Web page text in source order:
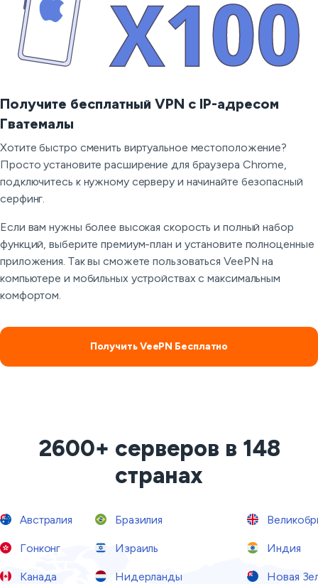
Получите бесплатный VPN с IP-адресом
Гватемалы
Хотите быстро сменить виртуальное местоположение?
Просто установите расширение для браузера Chrome,
подключитесь к нужному серверу и начинайте безопасный
серфинг.
Если вам нужны более высокая скорость и полный набор
функций, выберите премиум-план и установите полноценные
приложения. Так вы сможете пользоваться VeePN на
компьютере и мобильных устройствах с максимальным
комфортом.
Получить VeePN Бесплатно
2600+ серверов в 148
странах
Австралия Бразилия
Гонконг Израиль Индия
Канада Нидерланды Новая